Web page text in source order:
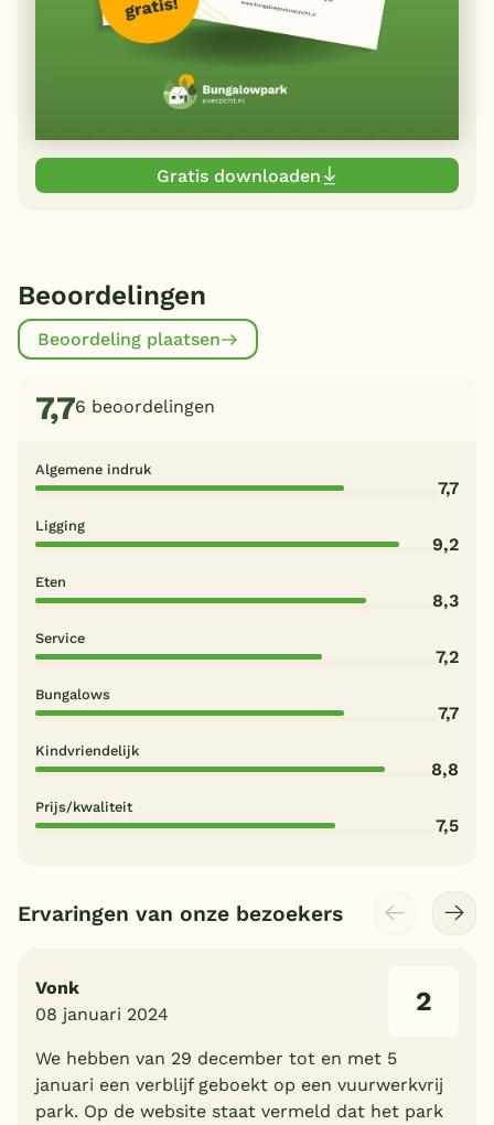
Gratis downloaden
Beoordelingen
Beoordeling plaatsen
7,76 beoordelingen
Algemene indruk
7,7
Ligging
9,2
Eten
8,3
Service
7,2
Bungalows
7,7
Kindvriendelijk
8,8
Prijs/kwaliteit
7,5
Ervaringen van onze bezoekers
Vonk
08 januari 2024
2
We hebben van 29 december tot en met 5
januari een verblijf geboekt op een vuurwerkvrij
park. Op de website staat vermeld dat het park